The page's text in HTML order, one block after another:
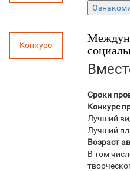
Конкурс
Сроки
Конкурс
Лучший
Лучший
Возраст
В том